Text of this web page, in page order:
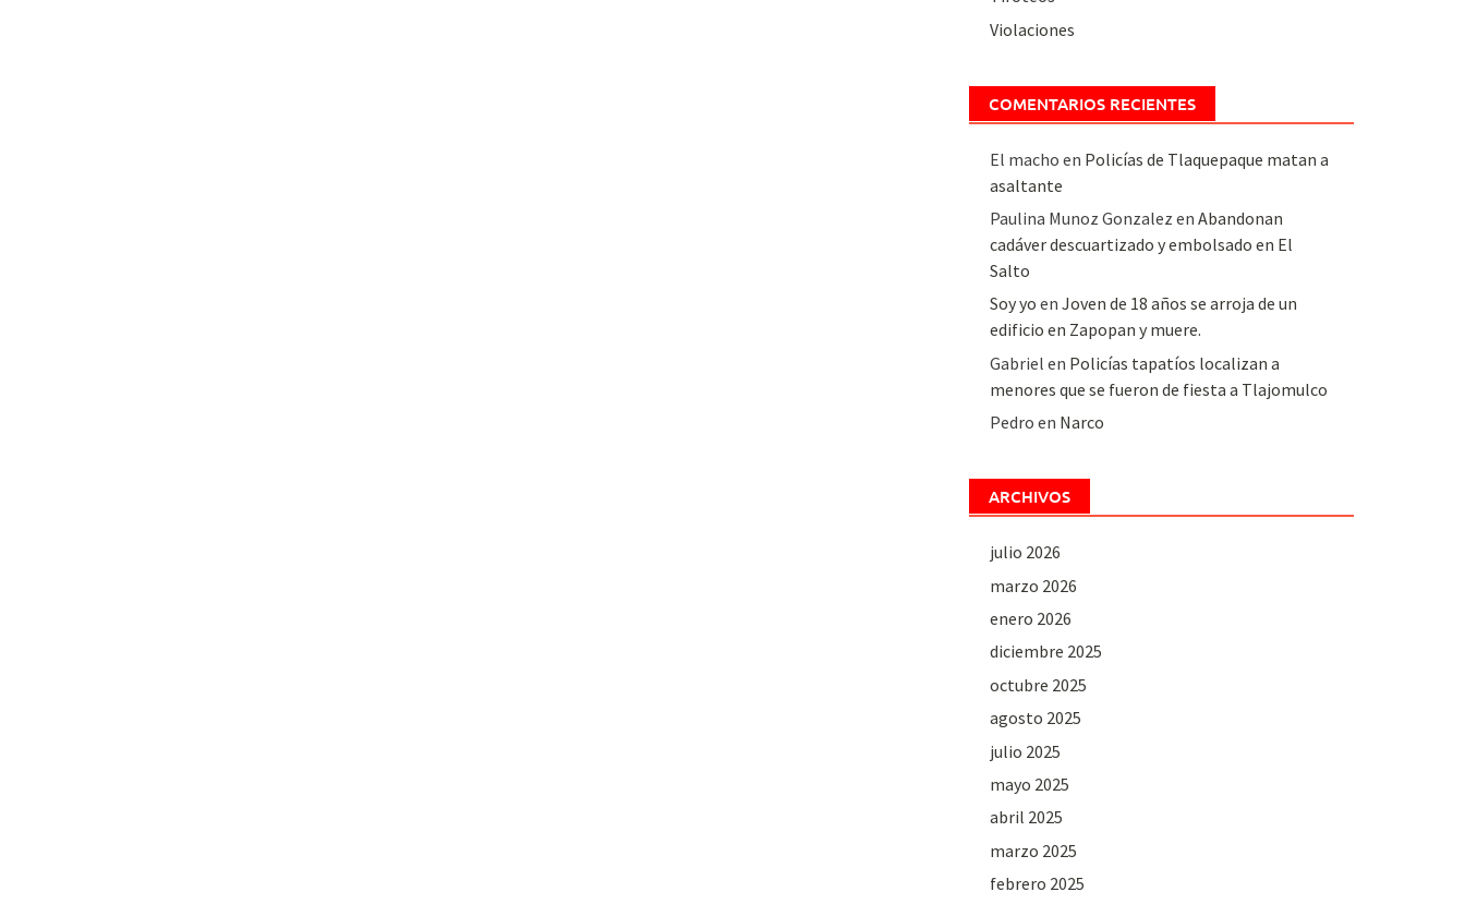
Violaciones
COMENTARIOS RECIENTES
El macho en Policías de Tlaquepaque matan a
asaltante
Paulina Munoz Gonzalez en Abandonan
cadáver descuartizado y embolsado en El
Salto
Soy yo en Joven de 18 años se arroja de un
edificio en Zapopan y muere.
Gabriel en Policías tapatíos localizan a
menores que se fueron de fiesta a Tlajomulco
Pedro en Narco
ARCHIVOS
julio 2026
marzo 2026
enero 2026
diciembre 2025
octubre 2025
agosto 2025
julio 2025
mayo 2025
abril 2025
marzo 2025
febrero 2025